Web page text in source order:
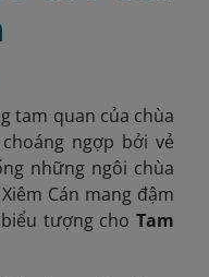
tam quan của chùa
ngợp bởi vẻ
những ngôi chùa
Cán mang đậm
tượng cho Tam